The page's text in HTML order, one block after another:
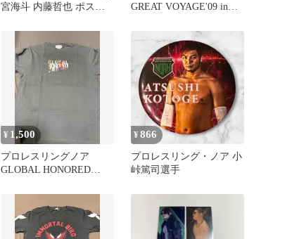
宮海斗 内藤哲也 ポスタ
GREAT VOYAGE'09 in
¥ 1,500
プロレスリングノア
GLOBAL HONORED
¥866
プロレスリング・ノア 小
峠篤司選手